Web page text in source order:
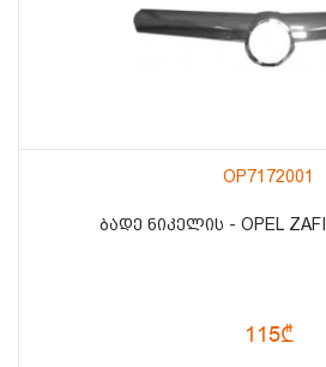
OP7172001
ᲑᲐᲓᲔ ᲜᲘᲙᲔᲚᲘᲡ - OPEL
115₾